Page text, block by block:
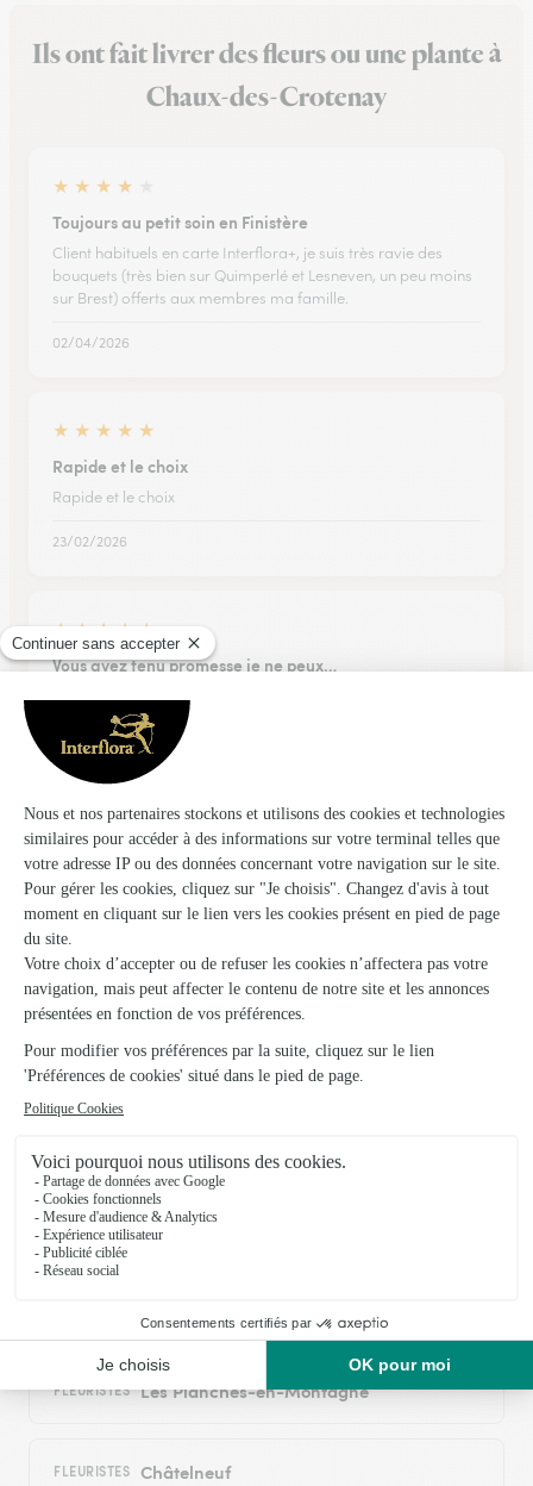
Ils ont fait livrer des fleurs ou une plante à
Chaux-des-Crotenay
★ ★ ★ ★
Toujours au petit soin en Finistère
Client habituels en carte Interflora+, je suis très ravie des
bouquets (très bien sur Quimperlé et Lesneven, un peu moins
sur Brest) offerts aux membres ma famille.
02/04/2026
★ ★ ★ ★ ★
Rapide et le choix
Rapide et le choix
23/02/2026
★ ★ ★ ★
★
Vous avez tenu promesse je ne peux…
Vous avez tenu promesse je ne peux qu’être satisfaite
17/02/2026
★ ★
★
Mercii
Mercii, simple rapide et efficace ❤️
02/03/2026
Trustpilot Échantillon d'avis clients fourni via Trustpilot.
et autour : les villes proches couvertes par
le réseau Interflora
FLEURISTES Les Planches-en-Montagne
FLEURISTES Châtelneuf